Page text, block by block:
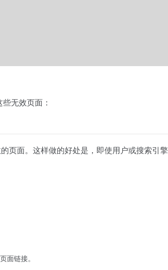
无效页面：
页面。这样做的好处是，即使用户或搜索引
面链接。